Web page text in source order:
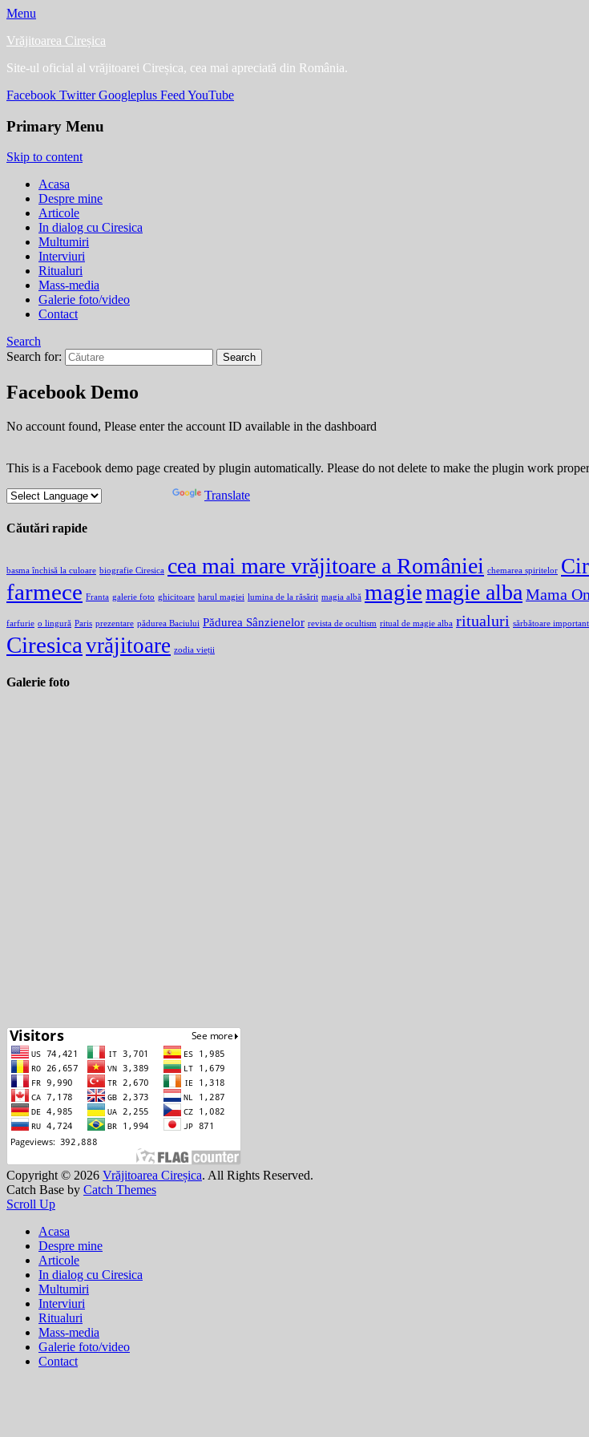
Menu
Vrăjitoarea Cireșica
Site-ul oficial al vrăjitoarei Cireșica, cea mai apreciată din România.
Facebook Twitter Googleplus Feed YouTube
Primary Menu
Skip to content
Acasa
Despre mine
Articole
In dialog cu Ciresica
Multumiri
Interviuri
Ritualuri
Mass-media
Galerie foto/video
Contact
Search
Search for:
Facebook Demo
No account found, Please enter the account ID available in the dashboard
This is a Facebook demo page created by plugin automatically. Please do not delete to make the plugin work
Translate
Căutări rapide
basma închisă la culoare biografie Ciresica cea mai mare vrăjitoare a României chemarea spiritelor
farmece Franta galerie foto ghicitoare harul magiei lumina de la răsărit magia albă magiemagie alba Mama
farfurie o lingură Paris prezentare pădurea Baciului Pădurea Sânzienelor revista de ocultism ritual de magie alba ritualuri sărbătoare
Ciresica vrăjitoare zodia vieții
Galerie foto
Copyright © 2026 Vrăjitoarea Cireșica. All Rights Reserved.
Catch Base by Catch Themes
Scroll Up
Acasa
Despre mine
Articole
In dialog cu Ciresica
Multumiri
Interviuri
Ritualuri
Mass-media
Galerie foto/video
Contact